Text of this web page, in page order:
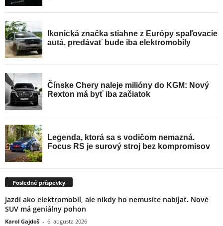
Posledné príspevky
Jazdí ako elektromobil, ale nikdy ho nemusíte nabíjať. Nové
SUV má geniálny pohon
Karol Gajdoš - 6. augusta 2026